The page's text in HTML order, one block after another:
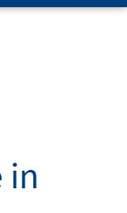
in